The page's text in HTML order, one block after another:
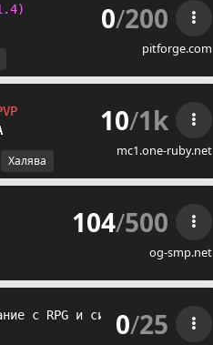
0/200
pitforge.com
VP
10/1k
mc1.one-ruby.net
Халява
104/500
og-smp.net
с RPG и сильными мобами!
0/25